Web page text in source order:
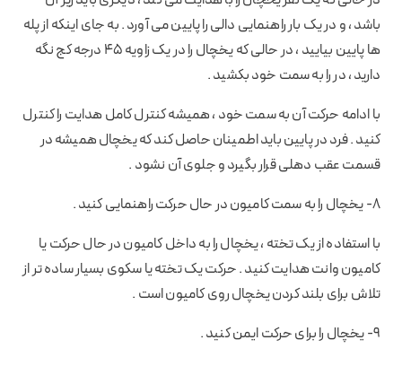
باشد ، و در یک بار راهنمایی دالی را پایین می آورد . به جای اینکه از پله
ها پایین بیایید ، در حالی که یخچال را در یک زاویه 45 درجه کج نگه
دارید ، در را به سمت خود بکشید .
با ادامه حرکت آن به سمت خود ، همیشه کنترل کامل هدایت را کنترل
کنید . فرد در پایین باید اطمینان حاصل کند که یخچال همیشه در
قسمت عقب دهلی قرار بگیرد و جلوی آن نشود .
8- یخچال را به سمت کامیون در حال حرکت راهنمایی کنید .
با استفاده از یک تخته ، یخچال را به داخل کامیون در حال حرکت یا
کامیون وانت هدایت کنید . حرکت یک تخته یا سکوی بسیار ساده تر از
تلاش برای بلند کردن یخچال روی کامیون است .
9- یخچال را برای حرکت ایمن کنید .